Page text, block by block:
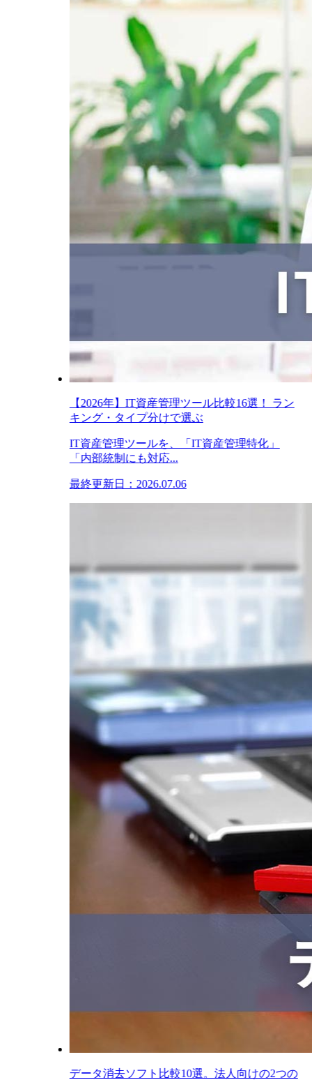
【2026年】IT資産管理ツール比較16選！ ラン
キング・タイプ分けで選ぶ
IT資産管理ツールを、「IT資産管理特化」
「内部統制にも対応...
最終更新日：2026.07.06
データ消去ソフト比較10選。法人向けの2つの